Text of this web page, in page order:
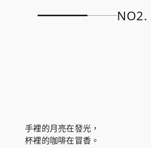
NO2.
手裡的月亮在發光，
杯裡的咖啡在冒香。